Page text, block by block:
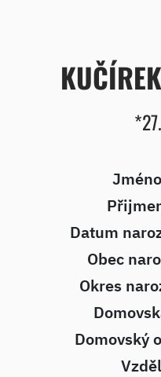
Datum
Obec
Okres
Domovský